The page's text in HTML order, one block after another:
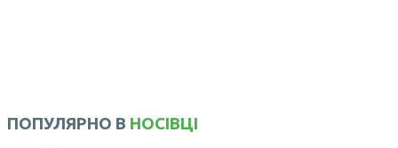
ПОПУЛЯРНО В НОСІВЦІ